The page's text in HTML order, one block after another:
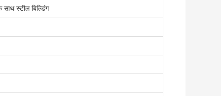
स्टील बिल्डिंग